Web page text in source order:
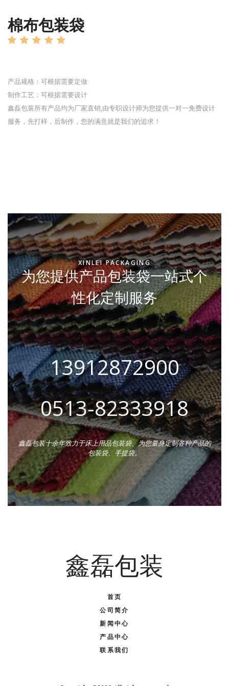
棉布包装袋
产品规格：可根据需要定做
制作工艺：可根据需要设计
鑫磊包装所有产品均为厂家直销,由专职设计师为您提供一对一免费设计
服务，先打样，后制作，您的满意就是我们的追求！
XINLEI PACKAGING
为您提供产品包装袋一站式个
性化定制服务
13912872900
0513-82333918
鑫磊包装十余年致力于床上用品包装袋、为您量身定制各种产品的
包装袋、手提袋。
鑫磊包装
首页
公司简介
新闻中心
产品中心
联系我们